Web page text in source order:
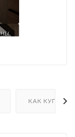
КАК КУПИТЬ